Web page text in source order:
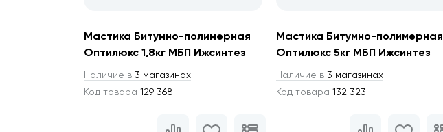
Мастика Битумно-полимерная
Оптилюкс 1,8кг МБП Ижсинтез
Наличие в 3 магазинах
Код товара 129 368
Мастика Битумно-полимерная
Оптилюкс 5кг МБП Ижсинтез
Наличие в 3 магазинах
Код товара 132 323